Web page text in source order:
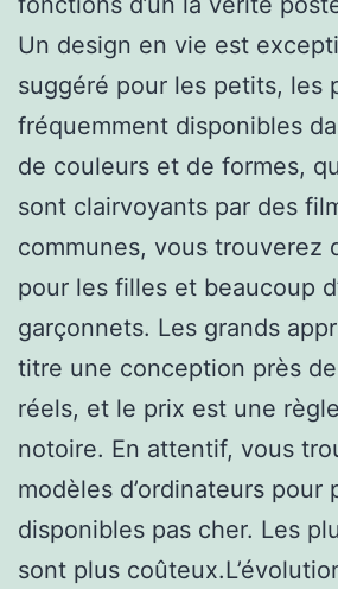
Un design en vie est
suggéré pour les petits, les
fréquemment disponibles
de couleurs et de formes,
sont clairvoyants par des
communes, vous trouverez
pour les filles et beaucoup
garçonnets. Les grands
titre une conception près
réels, et le prix est une
notoire. En attentif, vous
modèles d’ordinateurs pour
disponibles pas cher. Les
sont plus